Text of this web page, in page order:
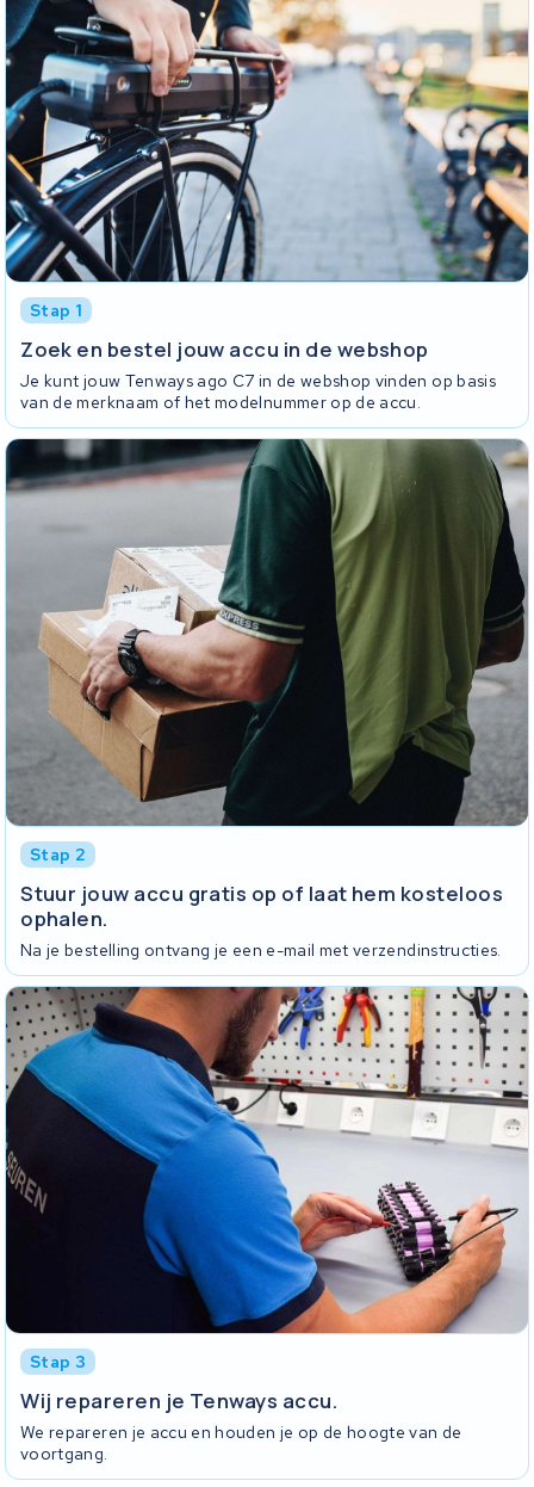
Stap 1
Zoek en bestel jouw accu in de webshop
Je kunt jouw Tenways ago C7 in de webshop vinden op basis
van de merknaam of het modelnummer op de accu.
Stap 2
Stuur jouw accu gratis op of laat hem kosteloos
ophalen.
Na je bestelling ontvang je een e-mail met verzendinstructies.
Stap 3
Wij repareren je Tenways accu.
We repareren je accu en houden je op de hoogte van de
voortgang.